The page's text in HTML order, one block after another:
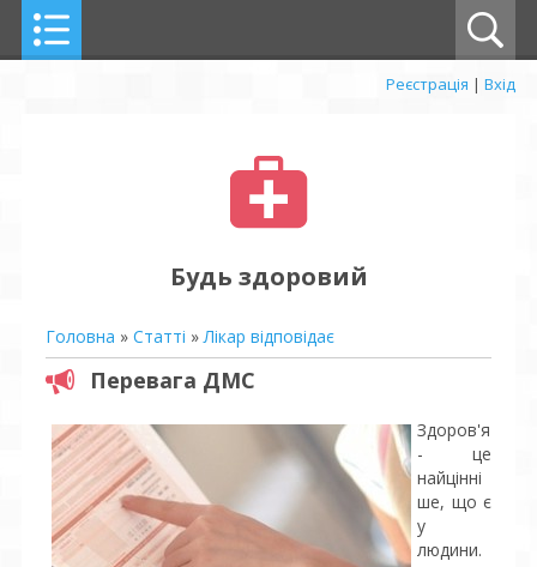
Реєстрація | Вхід
Будь здоровий
Головна » Статті »Лікар відповідає
Перевага ДМС
Здоров'я
- це
найцінні
ше, що є
у
людини.